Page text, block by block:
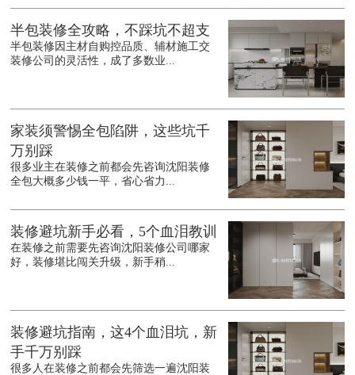
半包装修全攻略，不踩坑不超支
半包装修因主材自购控品质、辅材施工交
装修公司的灵活性，成了多数业...
家装须警惕全包陷阱，这些坑千
万别踩
很多业主在装修之前都会先咨询沈阳装修
全包大概多少钱一平，省心省力...
装修避坑新手必看，5个血泪教训
在装修之前需要先咨询沈阳装修公司哪家
好，装修堪比闯关升级，新手稍...
装修避坑指南，这4个血泪坑，新
手千万别踩
很多人在装修之前都会先筛选一遍沈阳装